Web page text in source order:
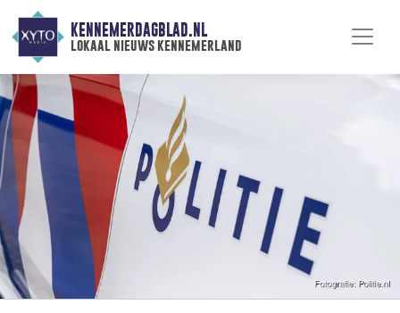
KENNEMERDAGBLAD.NL
lokaal nieuws kennemerland